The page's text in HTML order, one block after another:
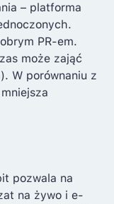
– platforma
PR-em.
może zająć
W porównaniu z
pozwala na
na żywo i e-